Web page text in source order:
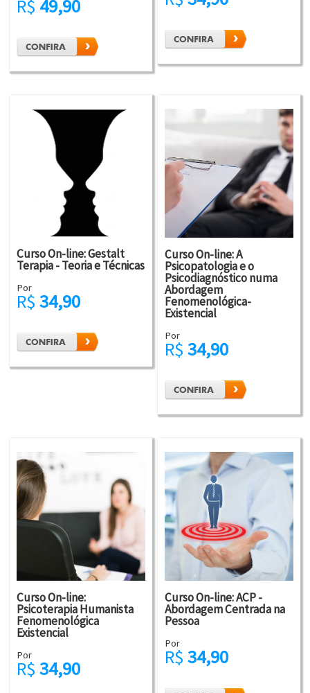
R$ 49,90
Curso On-line: Gestalt
Terapia - Teoria e Técnicas
Por
R$ 34,90
Curso On-line: A
Psicopatologia e o
Psicodiagnóstico numa
Abordagem
Fenomenológica-
Existencial
Por
R$ 34,90
Curso On-line:
Psicoterapia Humanista
Fenomenológica
Existencial
Por
R$ 34,90
Curso On-line: ACP -
Abordagem Centrada na
Pessoa
Por
R$ 34,90